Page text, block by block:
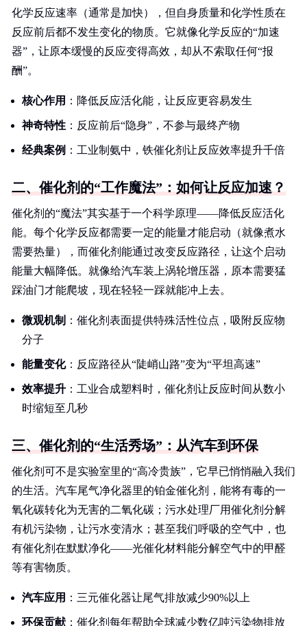
化学反应速率（通常是加快），但自身质量和化学性质在
反应前后都不发生变化的物质。它就像化学反应的“加速
器”，让原本缓慢的反应变得高效，却从不索取任何“报
酬”。
核心作用 ：降低反应活化能，让反应更容易发生
神奇特性 ：反应前后“隐身”，不参与最终产物
经典案例 ：工业制氨中，铁催化剂让反应效率提升千倍
二、催化剂的“工作魔法”：如何让反应加速？
催化剂的“魔法”其实基于一个科学原理——降低反应活化
能。每个化学反应都需要一定的能量才能启动（就像煮水
需要热量），而催化剂能通过改变反应路径，让这个启动
能量大幅降低。就像给汽车装上涡轮增压器，原本需要猛
踩油门才能爬坡，现在轻轻一踩就能冲上去。
微观机制 ：催化剂表面提供特殊活性位点，吸附反应物
分子
能量变化：反应路径从“陡峭山路”变为“平坦高速”
效率提升 ：工业合成塑料时，催化剂让反应时间从数小
时缩短至几秒
三、催化剂的“生活秀场”：从汽车到环保
催化剂可不是实验室里的“高冷贵族”，它早已悄悄融入我们
的生活。汽车尾气净化器里的铂金催化剂，能将有毒的一
氧化碳转化为无害的二氧化碳；污水处理厂用催化剂分解
有机污染物，让污水变清水；甚至我们呼吸的空气中，也
有催化剂在默默净化——光催化材料能分解空气中的甲醛
等有害物质。
汽车应用 ：三元催化器让尾气排放减少90%以上
环保贡献 ：催化剂每年帮助全球减少数亿吨污染物排放